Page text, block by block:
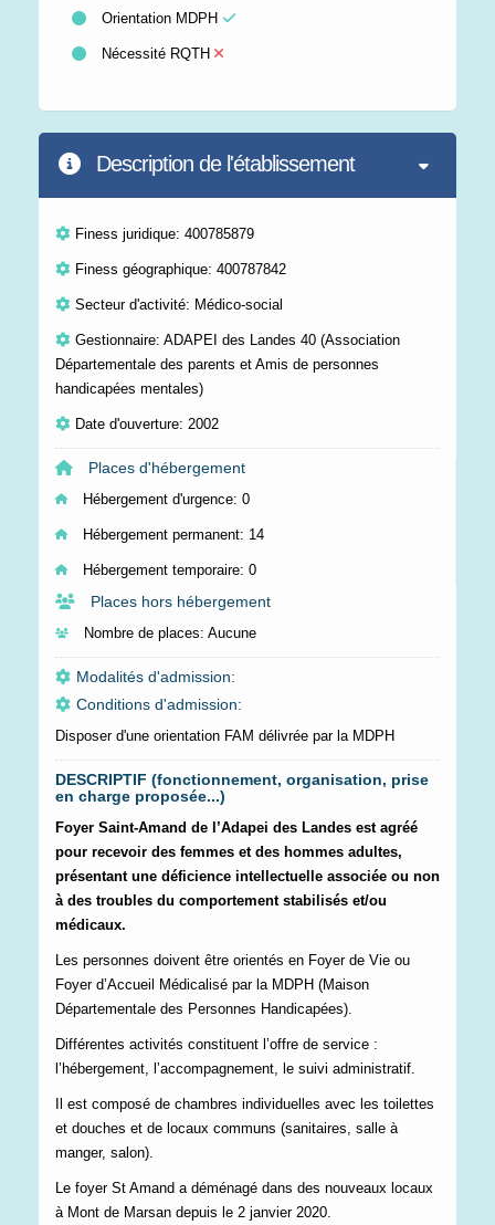
Orientation MDPH
Nécessité RQTH
Description de l'établissement
Finess juridique: 400785879
Finess géographique: 400787842
Secteur d'activité: Médico-social
Gestionnaire: ADAPEI des Landes 40 (Association
Départementale des parents et Amis de personnes
handicapées mentales)
Date d'ouverture: 2002
Places d'hébergement
Hébergement d'urgence: 0
Hébergement permanent: 14
Hébergement temporaire: 0
Places hors hébergement
Nombre de places: Aucune
Modalités d'admission:
Conditions d'admission:
Disposer d'une orientation FAM délivrée par la MDPH
DESCRIPTIF (fonctionnement, organisation, prise
en charge proposée...)
Foyer Saint-Amand de l’Adapei des Landes est agréé
pour recevoir des femmes et des hommes adultes,
présentant une déficience intellectuelle associée ou non
à des troubles du comportement stabilisés et/ou
médicaux.
Les personnes doivent être orientés en Foyer de Vie ou
Foyer d’Accueil Médicalisé par la MDPH (Maison
Départementale des Personnes Handicapées).
Différentes activités constituent l’offre de service :
l’hébergement, l’accompagnement, le suivi administratif.
Il est composé de chambres individuelles avec les toilettes
et douches et de locaux communs (sanitaires, salle à
manger, salon).
Le foyer St Amand a déménagé dans des nouveaux locaux
à Mont de Marsan depuis le 2 janvier 2020.